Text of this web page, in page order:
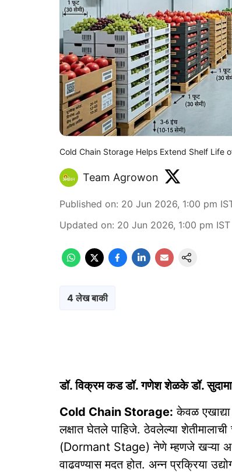
Cold Chain Storage Helps Extend Shelf Life
Team Agrowon
Published on: 20 Jun 2026, 1:00 pm
Updated on: 20 Jun 2026, 1:00 pm IST
4 लेख बाकी
डॉ. विक्रम कड डॉ. गणेश शेळके डॉ.
Cold Chain Storage: केवळ
लक्षात घेतले पाहिजे. ठेवलेल्या
(Dormant Stage) नेणे म्हणजे खऱ्या
वाढवण्यास मदत होत. अन्न प्रक्रिया